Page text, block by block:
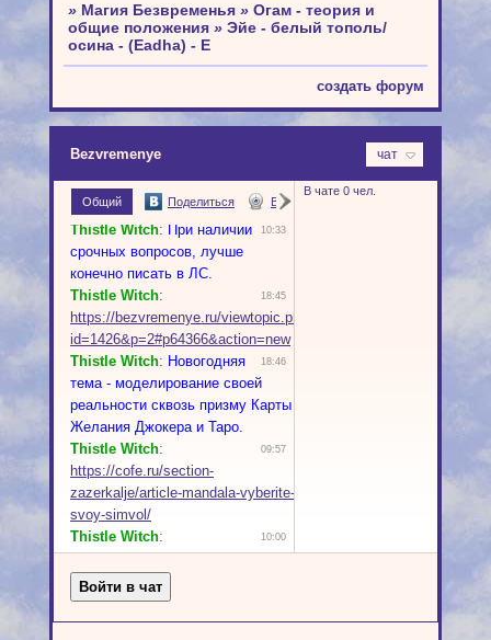
» Магия Безвременья » Огам - теория и
общие положения » Эйе - белый тополь/
осина - (Eadha) - E
создать форум